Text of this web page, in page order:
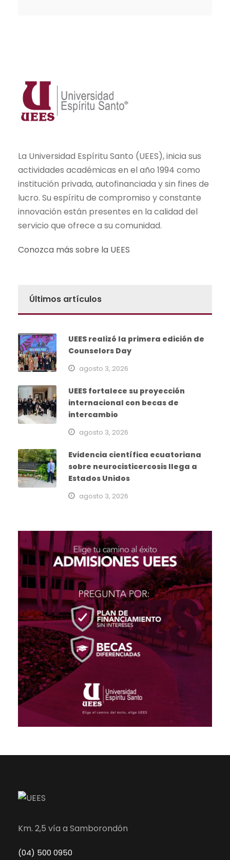
La Universidad Espíritu Santo (UEES), inicia sus
actividades académicas en el año 1994 como
institución privada, autofinanciada y sin fines de
lucro. Su espíritu de compromiso y constante
innovación están presentes en la calidad del
servicio que ofrece a su comunidad.
Conozca más sobre la UEES
Últimos artículos
UEES realizó la primera edición de
Counselors Day
agosto 3, 2026
UEES fortalece su proyección
internacional con becas de
intercambio
agosto 3, 2026
Evidencia científica ecuatoriana
sobre neurocisticercosis llega a
Estados Unidos
agosto 3, 2026
Km. 2,5 vía a Samborondón
(04) 500 0950